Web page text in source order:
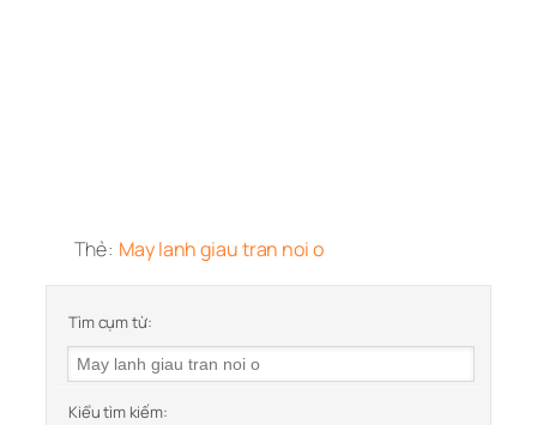
Thẻ: May lanh giau tran noi o
Tìm cụm từ:
Kiểu tìm kiếm: